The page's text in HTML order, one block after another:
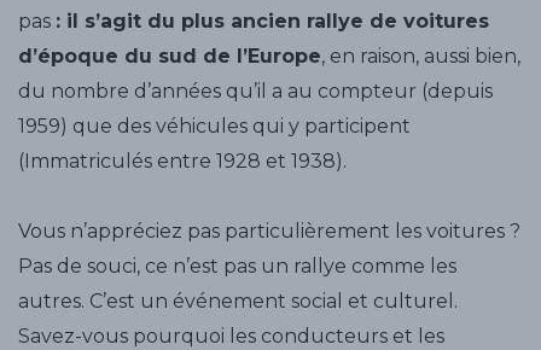
pas : il s’agit du plus ancien rallye de voitures
d’époque du sud de l’Europe, en raison, aussi bien,
du nombre d’années qu’il a au compteur (depuis
1959) que des véhicules qui y participent
(Immatriculés entre 1928 et 1938).
Vous n’appréciez pas particulièrement les voitures ?
Pas de souci, ce n’est pas un rallye comme les
autres. C’est un événement social et culturel.
Savez-vous pourquoi les conducteurs et les